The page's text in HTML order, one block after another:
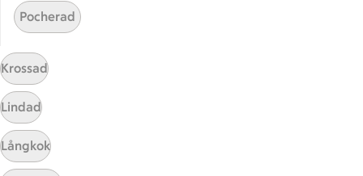
ICA
ICAs egna varor
ICA Gruppen
ICA Nära
ICA Supermarket
ICA Kvantum
ICA Maxi
Pocherad
Krossad
Lindad
Långkok